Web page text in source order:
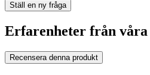
Ställ en ny fråga
Erfarenheter från
Recensera denna produkt